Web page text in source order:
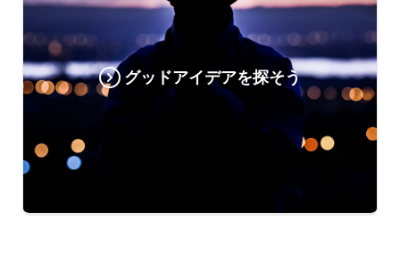
グッドアイデアを探そう